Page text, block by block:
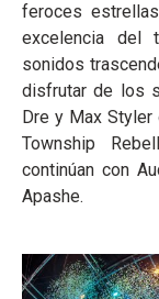
feroces
excelencia del
sonidos
disfrutar de los
Dre y Max
Township
continúan con
Apashe.